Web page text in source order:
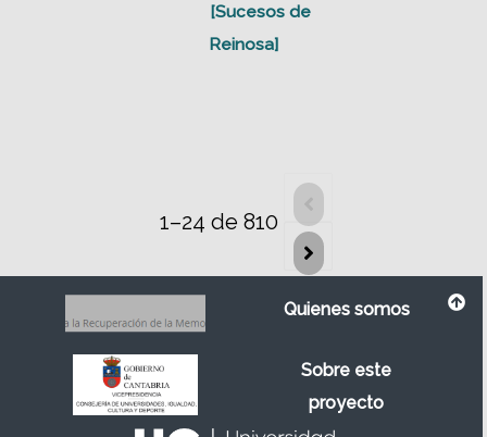
[Sucesos de
Reinosa]
1–24 de 810
Quienes somos
Sobre este
proyecto